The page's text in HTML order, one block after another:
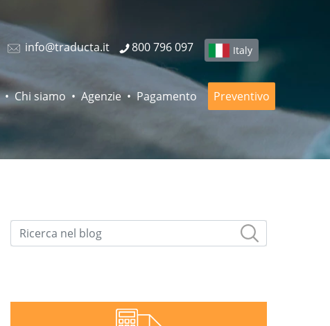
Italy
info@traducta.it 800 796 097
Chi siamo Agenzie Pagamento Preventivo